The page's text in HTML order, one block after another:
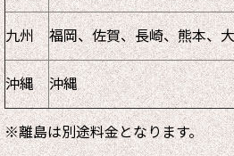
九州 福岡、佐賀、長崎、熊本、
沖縄 沖縄
※離島は別途料金となります。